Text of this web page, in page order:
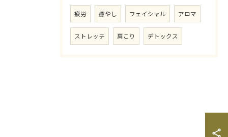
疲労 癒やし フェイシャル アロマ
ストレッチ 肩こり デトックス